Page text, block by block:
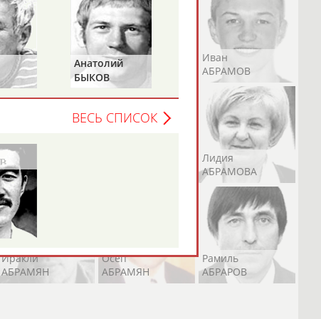
Андрей
АБРАМОВ
Валерий
АБРАМОВ
Иван
АБРАМОВ
Екатерина
АБРАМОВА
Лидия
АБРАМОВА
Иракли
АБРАМЯН
Осеп
АБРАМЯН
Рамиль
АБРАРОВ
Анатолий
БЫКОВ
Наталья
ПЕТРОВА
ВЕСЬ СПИСОК